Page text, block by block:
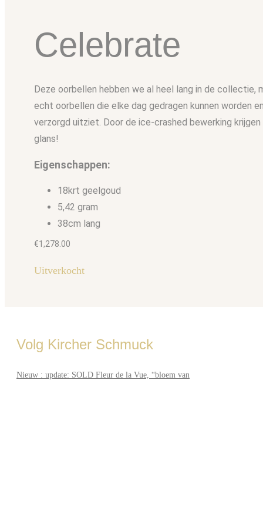
Celebrate
Deze oorbellen hebben we al heel lang in de collectie,
echt oorbellen die elke dag gedragen kunnen worden
verzorgd uitziet. Door de ice-crashed bewerking
glans!
Eigenschappen:
18krt geelgoud
5,42 gram
38cm lang
€1,278.00
Uitverkocht
Volg Kircher Schmuck
Nieuw : update: SOLD Fleur de la Vue, “bloem van